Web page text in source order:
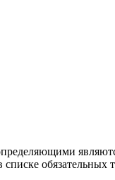
обязательных